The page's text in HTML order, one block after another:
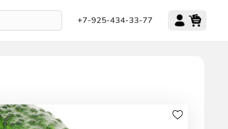
+7-925-434-33-77